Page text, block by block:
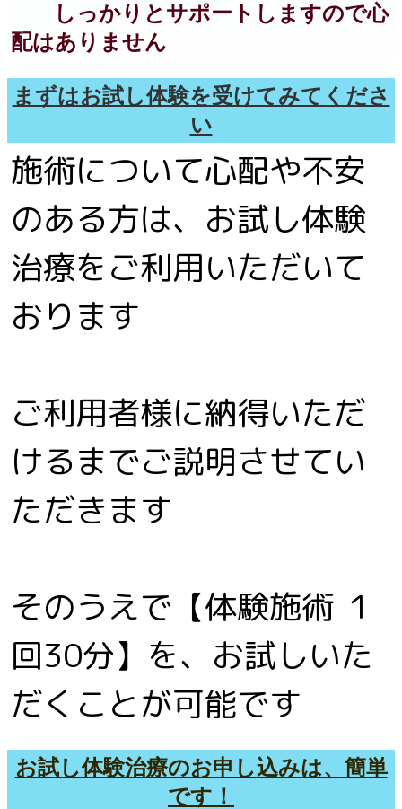
しっかりとサポートしますので心
配はありません
まずはお試し体験を受けてみてくださ
い
施術について心配や不安
のある方は、お試し体験
治療をご利用いただいて
おります
ご利用者様に納得いただ
けるまでご説明させてい
ただきます
そのうえで【体験施術 １
回30分】を、お試しいた
だくことが可能です
お試し体験治療のお申し込みは、簡単
です！